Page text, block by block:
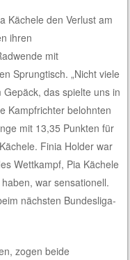
Kächele den Verlust am
ihren
mit
Sprungtisch. „Nicht viele
das spielte uns in
Kampfrichter belohnten
mit 13,35 Punkten für
Finia Holder war
Wettkampf, Pia Kächele
war sensationell.
nächsten Bundesliga-
zogen beide